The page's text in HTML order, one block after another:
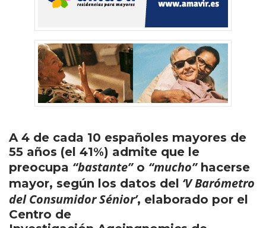
A 4 de cada 10 españoles mayores de
55 años (el 41%) admite que le
preocupa “bastante”o “mucho”hacerse
mayor, según los datos del ‘V Barómetro
del Consumidor Sénior’, elaborado por el
Centro de